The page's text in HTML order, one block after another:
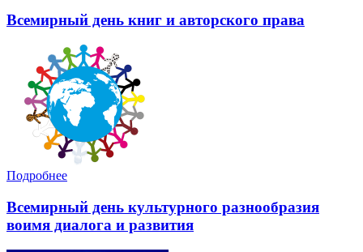
Всемирный день книг и авторского права
Подробнее
Всемирный день культурного разнообразия
воимя диалога и развития